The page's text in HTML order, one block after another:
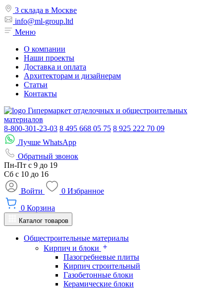
3 склада в Москве
info@ml-group.ltd
Меню
О компании
Наши проекты
Доставка и оплата
Архитекторам и дизайнерам
Статьи
Контакты
Гипермаркет отделочных и общестроительных
материалов
8-800-301-23-03 8 495 668 05 75 8 925 222 70 09
Лучше WhatsApp
Обратный звонок
Пн-Пт с 9 до 19
Сб с 10 до 16
Войти
0 Избранное
0 Корзина
Каталог товаров
Общестроительные материалы
Кирпич и блоки
Пазогребневые плиты
Кирпич строительный
Газобетонные блоки
Керамические блоки